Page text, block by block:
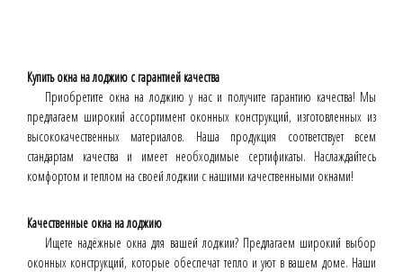
Купить окна на лоджию с гарантией качества
Приобретите окна на лоджию у нас и получите гарантию качества! Мы
предлагаем широкий ассортимент оконных конструкций, изготовленных из
высококачественных материалов. Наша продукция соответствует всем
стандартам качества и имеет необходимые сертификаты. Наслаждайтесь
комфортом и теплом на своей лоджии с нашими качественными окнами!
Качественные окна на лоджию
Ищете надёжные окна для вашей лоджии? Предлагаем широкий выбор
оконных конструкций, которые обеспечат тепло и уют в вашем доме. Наши